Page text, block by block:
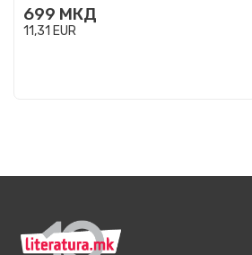
699 МКД
11,31 EUR